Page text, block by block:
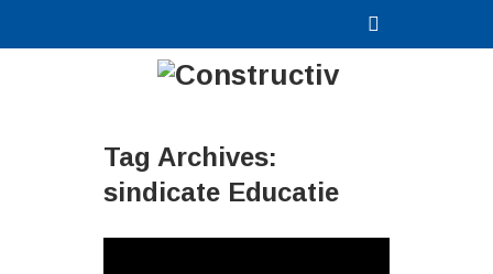
Tag Archives:
sindicate Educatie